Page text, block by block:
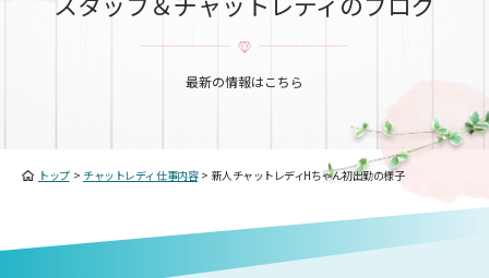
最新の情報はこちら
トップ> チャットレディ 仕事内容> 新人チャットレディHちゃん初出勤の様子